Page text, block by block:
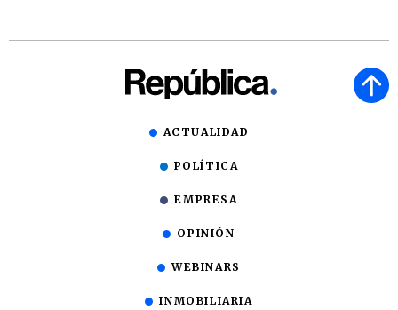
ACTUALIDAD
POLÍTICA
EMPRESA
OPINIÓN
WEBINARS
INMOBILIARIA